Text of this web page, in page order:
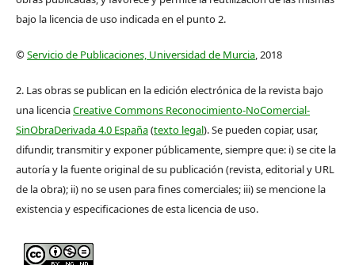
bajo la licencia de uso indicada en el punto 2.
©Servicio de Publicaciones, Universidad de Murcia, 2018
2. Las obras se publican en la edición electrónica de la revista bajo
una licenciaCreative Commons Reconocimiento-NoComercial-
SinObraDerivada 4.0 España(texto legal). Se pueden copiar, usar,
difundir, transmitir y exponer públicamente, siempre que: i) se cite la
autoría y la fuente original de su publicación (revista, editorial y URL
de la obra); ii) no se usen para fines comerciales; iii) se mencione la
existencia y especificaciones de esta licencia de uso.